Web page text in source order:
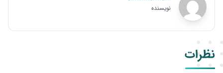
نویسنده
نظرات